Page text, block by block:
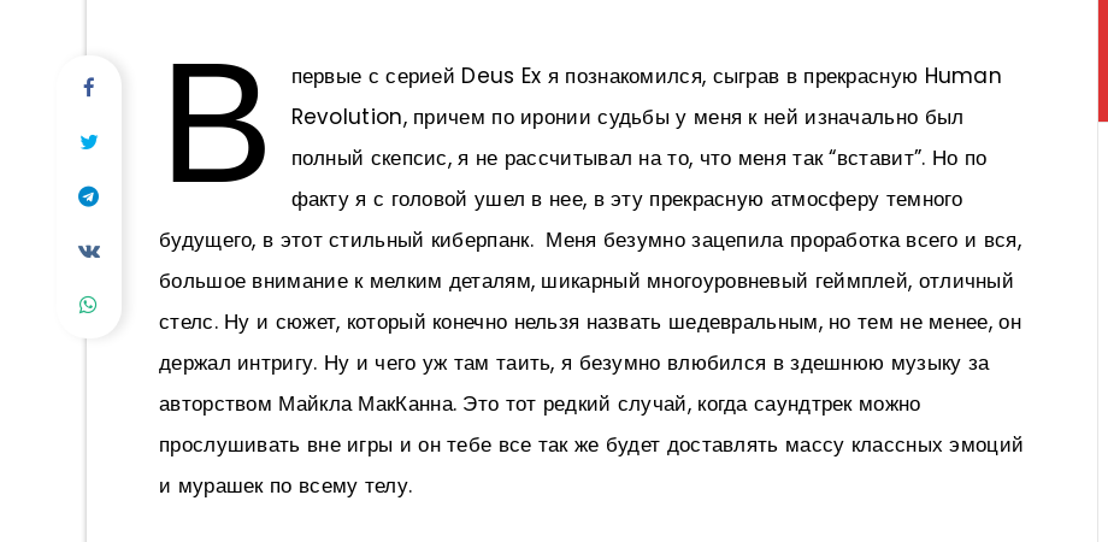
В
первые с серией Deus Ex я познакомился, сыграв в прекрасную Human
Revolution, причем по иронии судьбы у меня к ней изначально был
полный скепсис, я не рассчитывал на то, что меня так “вставит”. Но по
факту я с головой ушел в нее, в эту прекрасную атмосферу темного
будущего, в этот стильный киберпанк. Меня безумно зацепила проработка всего и вся,
большое внимание к мелким деталям, шикарный многоуровневый геймплей, отличный
стелс. Ну и сюжет, который конечно нельзя назвать шедевральным, но тем не менее, он
держал интригу. Ну и чего уж там таить, я безумно влюбился в здешнюю музыку за
авторством Майкла МакКанна. Это тот редкий случай, когда саундтрек можно
прослушивать вне игры и он тебе все так же будет доставлять массу классных эмоций
и мурашек по всему телу.